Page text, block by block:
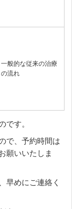
一般的な従来の治療
の流れ
です。
で、予約時間は
願いいたしま
早めにご連絡く